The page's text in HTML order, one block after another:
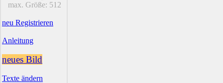
max. Größe: 512
neu Registrieren
Anleitung
neues Bild
Texte ändern